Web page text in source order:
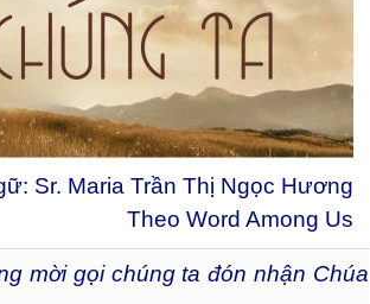
Sr. Maria Trần Thị Ngọc Hương
Theo Word Among Us
mời gọi chúng ta đón nhận Chúa